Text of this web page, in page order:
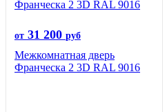
от 31 200 руб
Межкомнатная дверь
Франческа 2 3D RAL 9016